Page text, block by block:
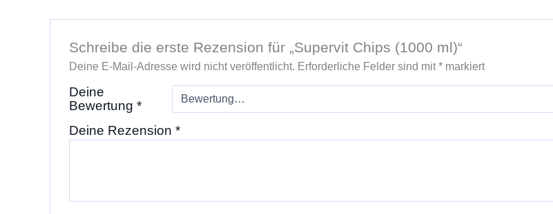
Schreibe die erste Rezension für „Supervit Chips (1000 ml)“
Deine E-Mail-Adresse wird nicht veröffentlicht. Erforderliche Felder sind mit*markiert
Deine
Bewertung *
Deine Rezension *